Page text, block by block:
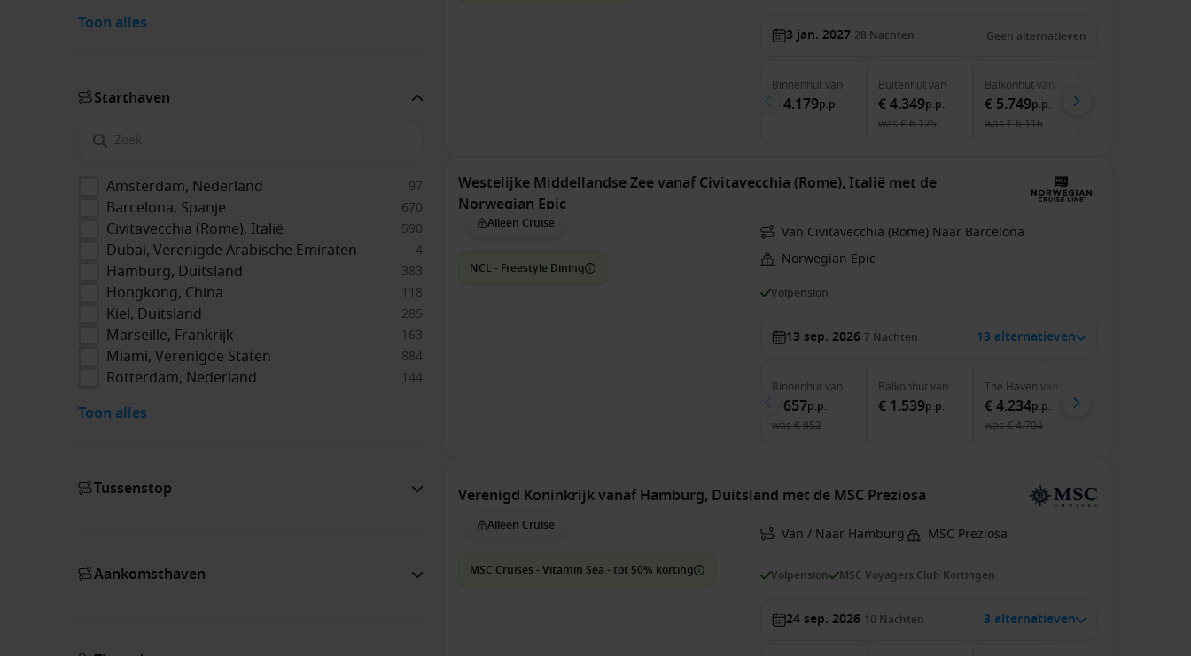
Toon alles
Start­haven
Amsterdam, Nederland 97
Barcelona, Spanje 670
Civitavecchia (Rome), Italië 590
Dubai, Verenigde Arabische Emiraten 4
Hamburg, Duitsland 383
Hongkong, China 118
Kiel, Duitsland 285
Marseille, Frankrijk 163
Miami, Verenigde Staten 884
Rotterdam, Nederland 144
Toon alles
Tussenstop
Aankomsthaven
3 jan. 2027 28 Nachten Geen alternatieven
Binnenhutvan
€ 4.179p.p.
Buitenhutvan
€ 4.349p.p.
was€ 6.125
Balkonhutvan
€ 5.749p.p.
was€ 6.116
Westelijke Middellandse Zee vanaf Civitavecchia (Rome), Italië met de
Norwegian Epic
Alleen Cruise
NCL - Freestyle Dining
Van Civitavecchia (Rome) Naar Barcelona
Norwegian Epic
Volpension
13 sep. 2026 7 Nachten 13 alternatieven
Binnenhutvan
€ 657p.p.
was€ 952
Balkonhutvan
€ 1.539p.p.
The Haven van
€ 4.234p.p.
was€ 4.704
Verenigd Koninkrijk vanaf Hamburg, Duitsland met de MSC Preziosa
Alleen Cruise
MSC Cruises - Vitamin Sea - tot 50% korting
Van / Naar Hamburg MSC Preziosa
Volpension MSC Voyagers Club Kortingen
24 sep. 2026 10 Nachten 3 alternatieven